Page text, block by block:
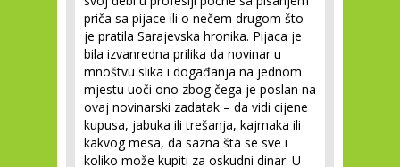
priča sa pijace ili o nečem drugom što
je pratila Sarajevska hronika. Pijaca je
bila izvanredna prilika da novinar u
mnoštvu slika i događanja na jednom
mjestu uoči ono zbog čega je poslan na
ovaj novinarski zadatak – da vidi cijene
kupusa, jabuka ili trešanja, kajmaka ili
kakvog mesa, da sazna šta se sve i
koliko može kupiti za oskudni dinar. U